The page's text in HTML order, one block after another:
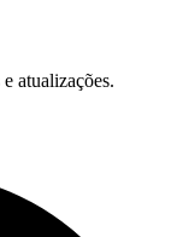
atualizações.